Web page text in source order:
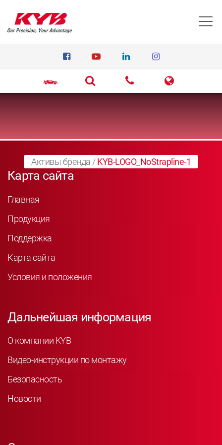
Активы бренда /KYB-LOGO_NoStrapline-1
Карта сайта
Главная
Продукция
Поддержка
Карта сайта
Условия и положения
Дальнейшая информация
О компании KYB
Видео-инструкции по монтажу
Безопасность
Новости